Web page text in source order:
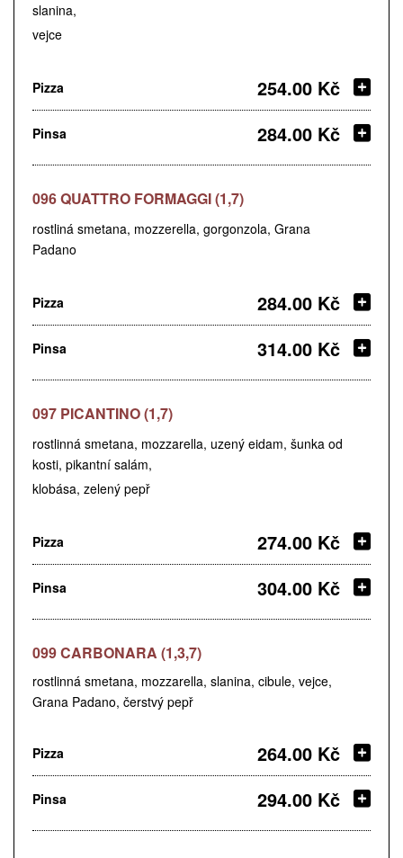
slanina,
vejce
Pizza 254.00 Kč
Pinsa 284.00 Kč
096 QUATTRO FORMAGGI (1,7)
rostliná smetana, mozzerella, gorgonzola, Grana
Padano
Pizza 284.00 Kč
Pinsa 314.00 Kč
097 PICANTINO (1,7)
rostlinná smetana, mozzarella, uzený eidam, šunka od
kosti, pikantní salám,
klobása, zelený pepř
Pizza 274.00 Kč
Pinsa 304.00 Kč
099 CARBONARA (1,3,7)
rostlinná smetana, mozzarella, slanina, cibule, vejce,
Grana Padano, čerstvý pepř
Pizza 264.00 Kč
Pinsa 294.00 Kč